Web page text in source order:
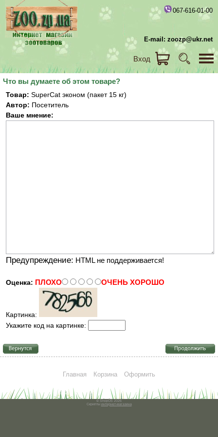
067-616-01-00
E-mail: zoozp@ukr.net
Вход
Что вы думаете об этом товаре?
Товар: SuperCat эконом (пакет 15 кг)
Автор: Посетитель
Ваше мнение:
Предупреждение: HTML не поддерживается!
Оценка: ПЛОХО ОЧЕНЬ ХОРОШО
Картинка:
Укажите код на картинке:
Главная Корзина Оформить
© ShopOS 2026
Скрипты интернет-магазина